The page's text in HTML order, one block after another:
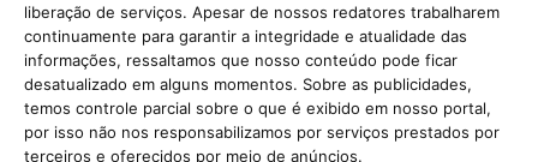
liberação de serviços. Apesar de nossos redatores trabalharem
continuamente para garantir a integridade e atualidade das
informações, ressaltamos que nosso conteúdo pode ficar
desatualizado em alguns momentos. Sobre as publicidades,
temos controle parcial sobre o que é exibido em nosso portal,
por isso não nos responsabilizamos por serviços prestados por
terceiros e oferecidos por meio de anúncios.